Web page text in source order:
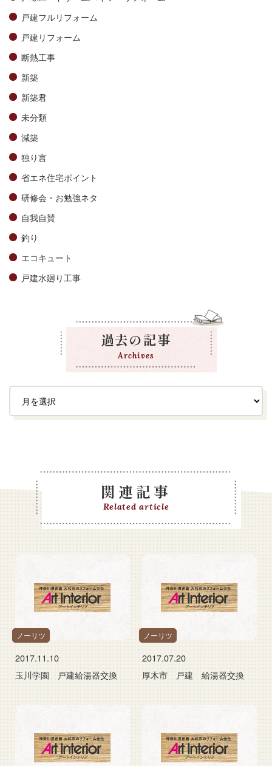
戸建フルリフォーム
戸建リフォーム
断熱工事
新築
新築君
未分類
減築
独り言
省エネ住宅ポイント
研修会・お勉強ネタ
自我自賛
釣り
エコキュート
戸建水廻り工事
過去の記事
Archives
関連記事
Related article
ノーリツ
2017.11.10
玉川学園 戸建給湯器交換
ノーリツ
2017.07.20
厚木市 戸建 給湯器交換